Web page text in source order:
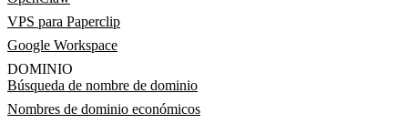
VPS para Paperclip
Google Workspace
DOMINIO
Búsqueda de nombre de dominio
Nombres de dominio económicos